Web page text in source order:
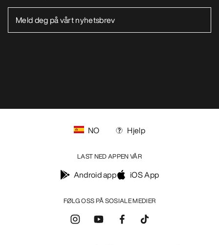
FØLG OSS PÅ SOSIALE MEDIER
NO Hjelp
LAST NED APPEN VÅR
Android app iOS App